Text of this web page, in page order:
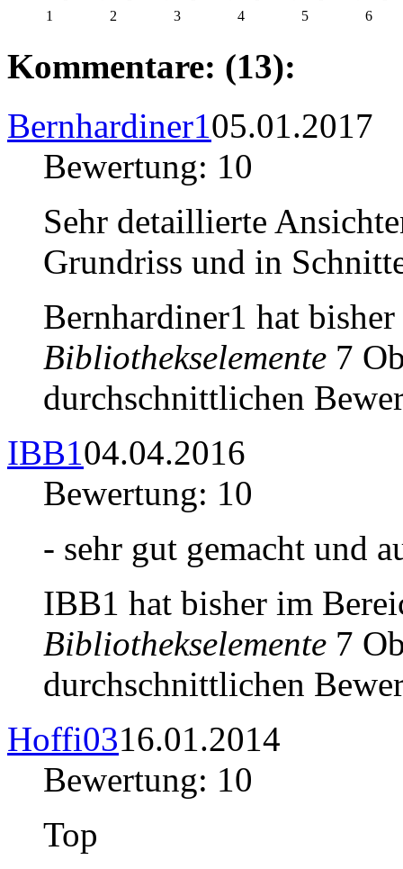
1 2 3 4 5 6
Kommentare: (13):
Bernhardiner105.01.2017
Bewertung: 10
Sehr detaillierte
Grundriss und in
Bernhardiner1 hat
Bibliothekselemente 7
durchschnittlichen
IBB104.04.2016
Bewertung: 10
- sehr gut gemacht und
IBB1 hat bisher im
Bibliothekselemente 7
durchschnittlichen
Hoffi0316.01.2014
Bewertung: 10
Top